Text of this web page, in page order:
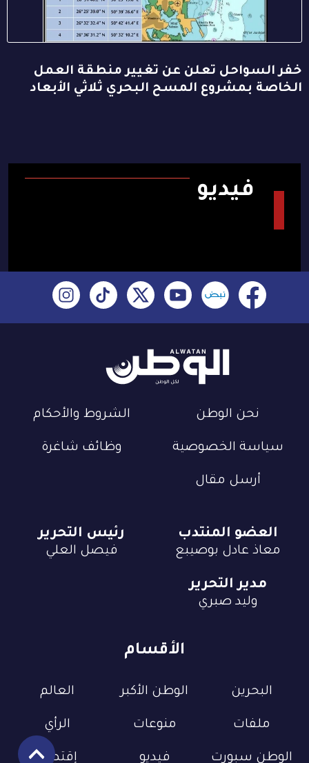
خفر السواحل تعلن عن تغيير منطقة العمل
الخاصة بمشروع المسح البحري ثلاثي الأبعاد
فيديو
نحن الوطن الشروط والأحكام
سياسة الخصوصية وظائف شاغرة
أرسل مقال
الأقسام
البحرين الوطن الأكبر العالم
ملفات منوعات الرأي
الوطن سبورت فيديو إقتصاد
العضو المنتدب
معاذ عادل بوصيبع
رئيس التحرير
فيصل العلي
مدير التحرير
وليد صبري